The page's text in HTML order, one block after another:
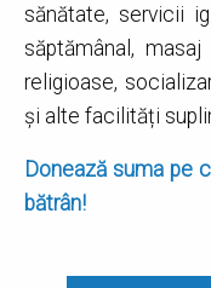
sănătate, servicii
săptămânal,
religioase,
și alte facilități
Donează suma pe
bătrân!